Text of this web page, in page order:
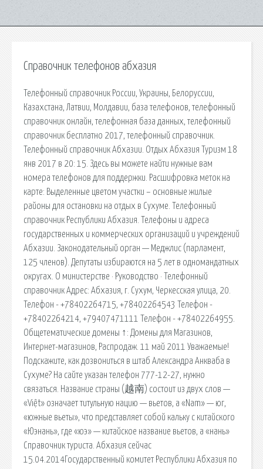
Справочник телефонов абхазия
Телефонный справочник России, Украины, Белоруссии,
Казахстана, Латвии, Молдавии, база телефонов, телефонный
справочник онлайн, телефонная база данных, телефонный
справочник бесплатно 2017, телефонный справочник.
Телефонный справочник Абхазии. Отдых Абхазия Туризм 18
янв 2017 в 20: 15. Здесь вы можете найти нужные вам
номера телефонов для поддержки. Расшифровка меток на
карте: Выделенные цветом участки – основные жилые
районы для остановки на отдых в Сухуме. Телефонный
справочник Республики Абхазия. Телефоны и адреса
государственных и коммерческих организаций и учреждений
Абхазии. Законодательный орган — Меджлис (парламент,
125 членов). Депутаты избираются на 5 лет в одномандатных
округах. О министерстве · Руководство · Телефонный
справочник Адрес: Абхазия, г. Сухум, Черкесская улица, 20.
Телефон - +78402264715, +78402264543 Телефон -
+78402264214, +79407471111 Телефон - +78402264955.
Общетематические домены ↑: Домены для Магазинов,
Интернет-магазинов, Распродаж. 11 май 2011 Уважаемые!
Подскажите, как дозвониться в штаб Александра Анкваба в
Сухуме? На сайте указан телефон 777-12-27, нужно
связаться. Название страны (越南) состоит из двух слов —
«Việt» означает титульную нацию — вьетов, а «Nam» — юг,
«южные вьеты», что представляет собой кальку с китайского
«Юэнань», где «юэ» — китайское название вьетов, а «нань»
Справочник туриста. Абхазия сейчас
15.04.2014Государственный комитет Республики Абхазия по